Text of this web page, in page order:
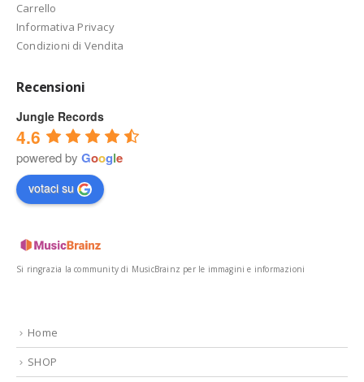
Carrello
Informativa Privacy
Condizioni di Vendita
Recensioni
Jungle Records
4.6
powered by Google
votaci su
Si ringrazia la community di MusicBrainz per le immagini e informazioni
Home
SHOP